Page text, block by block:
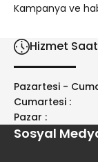
Kampanya ve
Hizmet
Pazartesi -
Cumartesi :
Pazar :
Sosyal